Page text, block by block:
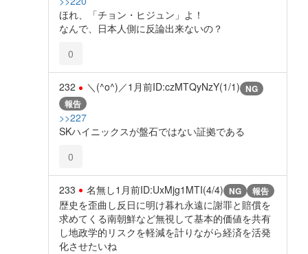
ほれ、「チョン・ヒジュン」よ！
なんで、日本人側に反論出来ないの？
0
232 ＼(^o^)／1月前ID:czMTQyNzY(1/1) NG
報告
>>227
SKハイニックスが盤石ではない証拠である
0
233 名無し1月前ID:UxMjg1MTI(4/4) NG 報告
歴史を歪曲し反日に明け暮れ永遠に謝罪と賠償を
求めてくる南朝鮮など無視して基本的価値を共有
し地政学的リスクを軽減を計りながら経済を活発
化させたいね